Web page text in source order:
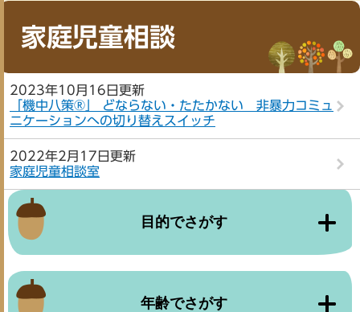
家庭児童相談
2023年10月16日更新
「機中八策®」 どならない・たたかない 非暴力コミュ
ニケーションへの切り替えスイッチ
2022年2月17日更新
家庭児童相談室
目的でさがす
年齢でさがす